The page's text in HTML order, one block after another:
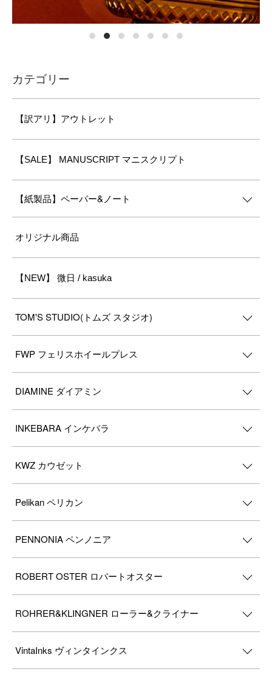
カテゴリー
【訳アリ】アウトレット
【SALE】 MANUSCRIPT マニスクリプト
【紙製品】ペーパー&ノート
オリジナル商品
【NEW】 微日 / kasuka
TOM'S STUDIO(トムズ スタジオ)
FWP フェリスホイールプレス
DIAMINE ダイアミン
INKEBARA インケバラ
KWZ カウゼット
Pelikan ペリカン
PENNONIA ペンノニア
ROBERT OSTER ロバートオスター
ROHRER&KLINGNER ローラー&クライナー
VintaInks ヴィンタインクス